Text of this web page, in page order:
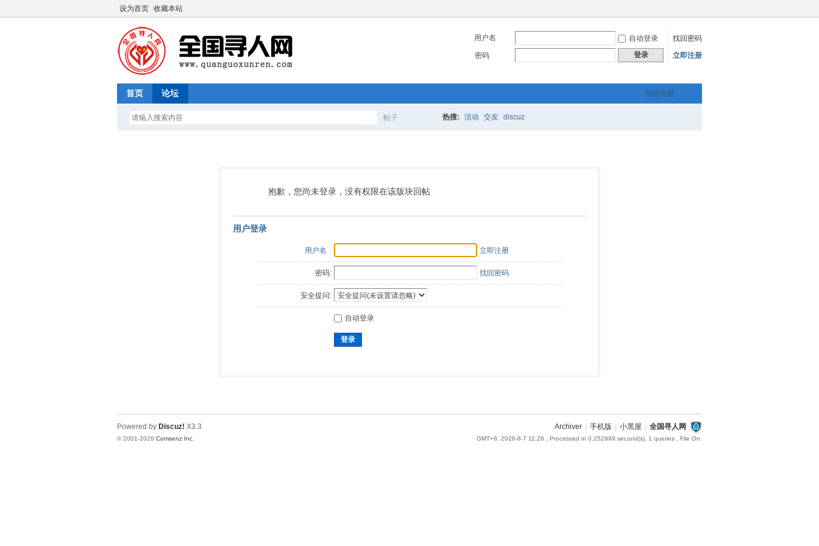
设为首页 收藏本站
用户名 自动登录
找回密码
密码
登录 立即注册
快捷导航
首页 论坛
帖子
索
热搜: 活动 交友 discuz
抱歉，您尚未登录，没有权限在该版块回帖
用户登录
用户名 立即注册
密码: 找回密码
安全提问:
自动登录
登录
Archiver 手机版 小黑屋 全国寻人网
GMT+8, 2026-8-7 11:26 , Processed in 0.252999 second(s), 1 queries , File On.
Powered by Discuz! X3.3
© 2001-2020 Comsenz Inc.